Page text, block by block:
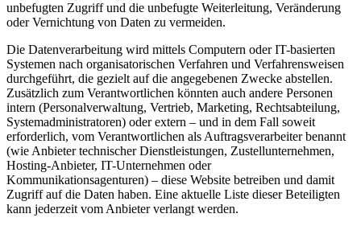
unbefugten Zugriff und die unbefugte Weiterleitung, Veränderung
oder Vernichtung von Daten zu vermeiden.
Die Datenverarbeitung wird mittels Computern oder IT-basierten
Systemen nach organisatorischen Verfahren und Verfahrensweisen
durchgeführt, die gezielt auf die angegebenen Zwecke abstellen.
Zusätzlich zum Verantwortlichen könnten auch andere Personen
intern (Personalverwaltung, Vertrieb, Marketing, Rechtsabteilung,
Systemadministratoren) oder extern – und in dem Fall soweit
erforderlich, vom Verantwortlichen als Auftragsverarbeiter benannt
(wie Anbieter technischer Dienstleistungen, Zustellunternehmen,
Hosting-Anbieter, IT-Unternehmen oder
Kommunikationsagenturen) – diese Website betreiben und damit
Zugriff auf die Daten haben. Eine aktuelle Liste dieser Beteiligten
kann jederzeit vom Anbieter verlangt werden.